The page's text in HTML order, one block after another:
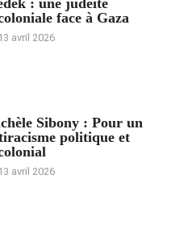
face à Gaza
avril 2026
Sibony : Pour un
politique et
avril 2026